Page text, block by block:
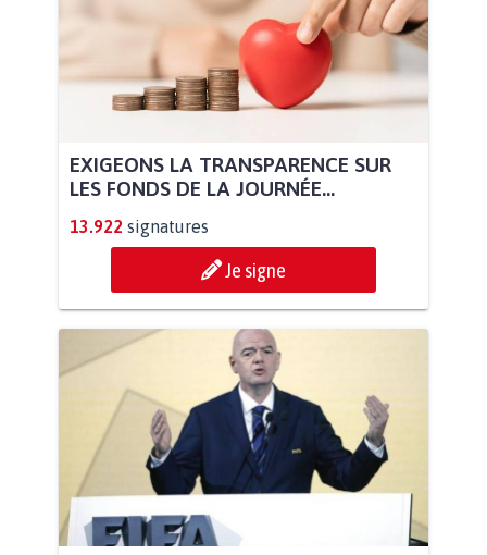
EXIGEONS LA TRANSPARENCE SUR
LES FONDS DE LA JOURNÉE...
13.922 signatures
Je signe